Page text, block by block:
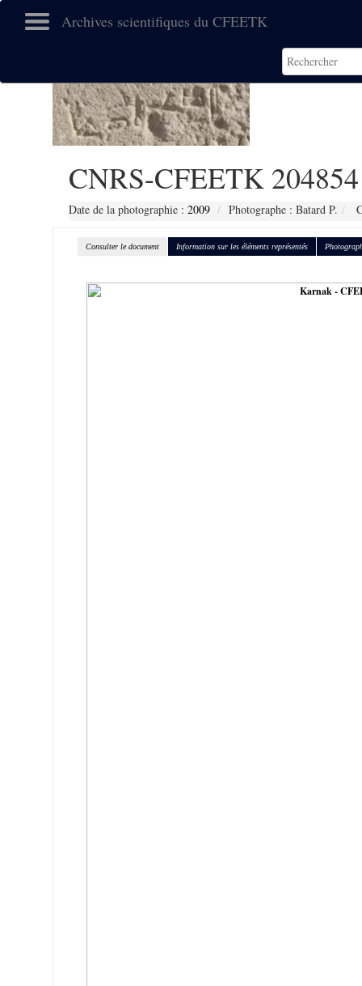
Archives scientifiques du CFEETK
CNRS-CFEETK 204854
Date de la photographie : 2009 Photographe : Batard P.
Consulter le document Information sur les éléments représentés